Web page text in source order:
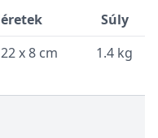
Súly
x 8 cm 1.4 kg